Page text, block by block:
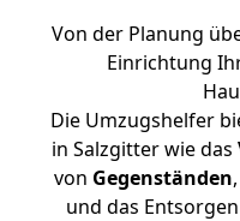
Von der Planung
Einrichtung
Die Umzugshelfer
in Salzgitter wie das
von Gegenständen
und das